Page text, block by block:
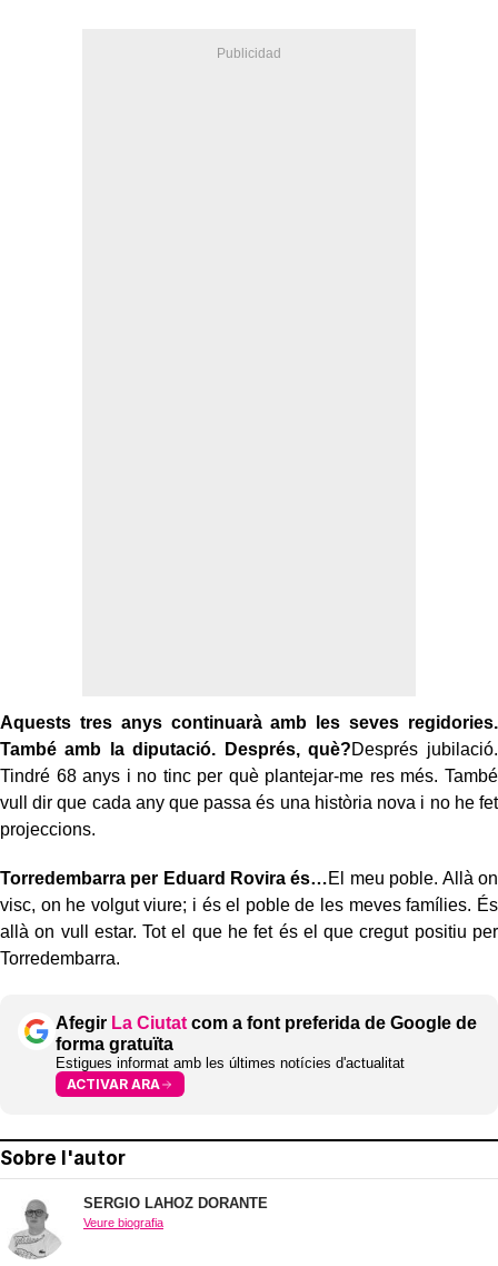
Aquests tres anys continuarà amb les seves regidories.
També amb la diputació. Després, què?Després jubilació.
Tindré 68 anys i no tinc per què plantejar-me res més. També
vull dir que cada any que passa és una història nova i no he fet
projeccions.
Torredembarra per Eduard Rovira és…El meu poble. Allà on
visc, on he volgut viure; i és el poble de les meves famílies. És
allà on vull estar. Tot el que he fet és el que cregut positiu per
Torredembarra.
Afegir La Ciutat com a font preferida de Google de
forma gratuïta
Estigues informat amb les últimes notícies d'actualitat
ACTIVAR ARA
Sobre l'autor
SERGIO LAHOZ DORANTE
Veure biografia